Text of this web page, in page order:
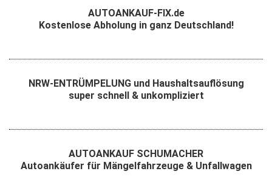
AUTOANKAUF-FIX.de
Kostenlose Abholung in ganz Deutschland!
NRW-ENTRÜMPELUNG und Haushaltsauflösung
super schnell & unkompliziert
AUTOANKAUF SCHUMACHER
Autoankäufer für Mängelfahrzeuge & Unfallwagen